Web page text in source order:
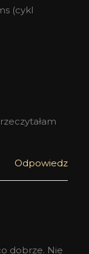
(cykl
Odpowiedz
dobrze. Nie